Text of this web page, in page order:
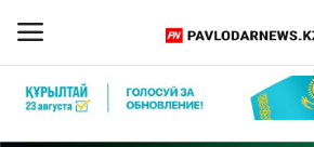
Регистрация